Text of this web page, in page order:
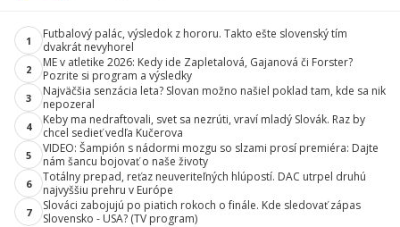
1
Futbalový palác, výsledok z hororu. Takto ešte slovenský tím
dvakrát nevyhorel
2
ME v atletike 2026: Kedy ide Zapletalová, Gajanová či Forster?
Pozrite si program a výsledky
3
Najväčšia senzácia leta? Slovan možno našiel poklad tam, kde sa nik
nepozeral
4
Keby ma nedraftovali, svet sa nezrúti, vraví mladý Slovák. Raz by
chcel sedieť vedľa Kučerova
5
VIDEO: Šampión s nádormi mozgu so slzami prosí premiéra: Dajte
nám šancu bojovať o naše životy
6
Totálny prepad, reťaz neuveriteľných hlúpostí. DAC utrpel druhú
najvyššiu prehru v Európe
7
Slováci zabojujú po piatich rokoch o finále. Kde sledovať zápas
Slovensko - USA? (TV program)